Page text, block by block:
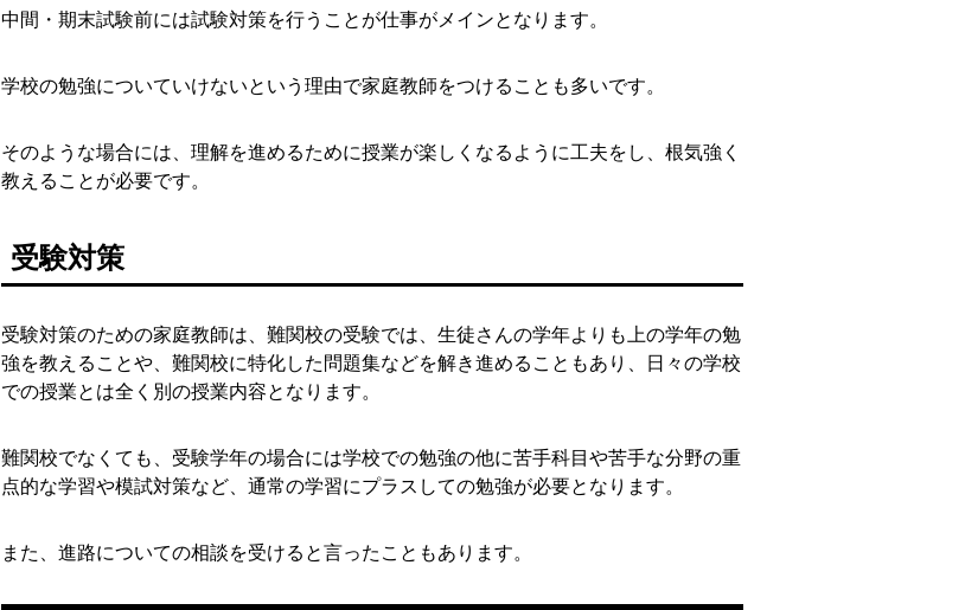
中間・期末試験前には試験対策を行うことが仕事がメインとなります。
学校の勉強についていけないという理由で家庭教師をつけることも多いです。
そのような場合には、理解を進めるために授業が楽しくなるように工夫をし、根気強く
教えることが必要です。
受験対策
受験対策のための家庭教師は、難関校の受験では、生徒さんの学年よりも上の学年の勉
強を教えることや、難関校に特化した問題集などを解き進めることもあり、日々の学校
での授業とは全く別の授業内容となります。
難関校でなくても、受験学年の場合には学校での勉強の他に苦手科目や苦手な分野の重
点的な学習や模試対策など、通常の学習にプラスしての勉強が必要となります。
また、進路についての相談を受けると言ったこともあります。